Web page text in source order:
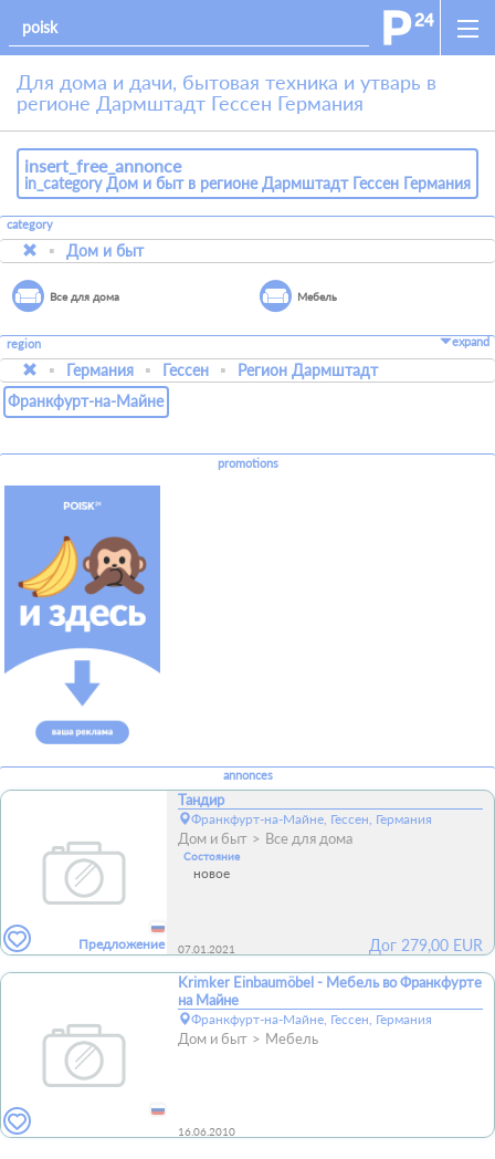
Для дома и дачи, бытовая техника и утварь в
регионе Дармштадт Гессен Германия
insert_free_annonce
in_category Дом и быт в регионе Дармштадт Гессен Германия
category
Дом и быт
Все для дома Мебель
region expand
Германия Гессен
Регион Дармштадт
Франкфурт-на-Майне
promotions
annonces
Предложение
Тандир
Франкфурт-на-Майне, Гессен, Германия
Дом и быт Все для дома
Состояние
новое
07.01.2021 Дог 279,00 EUR
Krimker Einbaumöbel - Мебель во Франкфурте
на Майне
Франкфурт-на-Майне, Гессен, Германия
Дом и быт Мебель
16.06.2010